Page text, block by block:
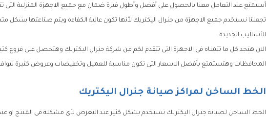
أستمتع عند التعامل معنا بالحصول على أفضل وأطول فترة ضمان مع جميع الاجهزة المنزلية التى
تجعلنا نستخدم جميع الاجهزة من جنرال اليكتريك لأنها تكون عالية الكفاءة ويتم صناعتها
الأساليب الجديدة .
الان هتجد كل ما تتمناه فى الاجهزة التى تتقدم لكم من شركة جنرال اليكتريك وهتحصل على فروع
المحافظات وهتستمتع بأفضل الاسعار التى تكون مناسبة للعميل وتخفيضات وعروض كثيرة تتوافر
الخط الساخن لمراكز صيانة جنرال اليكتريك
الخط الساخن لصيانة جنرال اليكتريك تستخدم بشكل كثير عند التعرض لأى مشكلة فى المنتج او